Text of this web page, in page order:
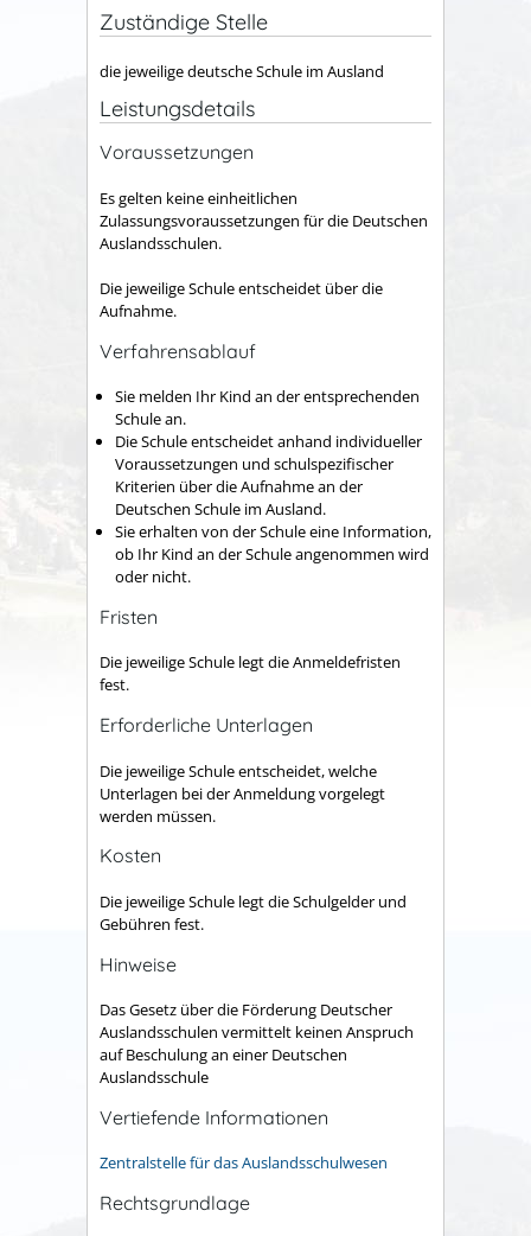
Zuständige Stelle
die jeweilige deutsche Schule im Ausland
Leistungsdetails
Voraussetzungen
Es gelten keine einheitlichen
Zulassungsvoraussetzungen für die Deutschen
Auslandsschulen.
Die jeweilige Schule entscheidet über die
Aufnahme.
Verfahrensablauf
Sie melden Ihr Kind an der entsprechenden
Schule an.
Die Schule entscheidet anhand individueller
Voraussetzungen und schulspezifischer
Kriterien über die Aufnahme an der
Deutschen Schule im Ausland.
Sie erhalten von der Schule eine Information,
ob Ihr Kind an der Schule angenommen wird
oder nicht.
Fristen
Die jeweilige Schule legt die Anmeldefristen
fest.
Erforderliche Unterlagen
Die jeweilige Schule entscheidet, welche
Unterlagen bei der Anmeldung vorgelegt
werden müssen.
Kosten
Die jeweilige Schule legt die Schulgelder und
Gebühren fest.
Hinweise
Das Gesetz über die Förderung Deutscher
Auslandsschulen vermittelt keinen Anspruch
auf Beschulung an einer Deutschen
Auslandsschule
Vertiefende Informationen
Zentralstelle für das Auslandsschulwesen
Rechtsgrundlage